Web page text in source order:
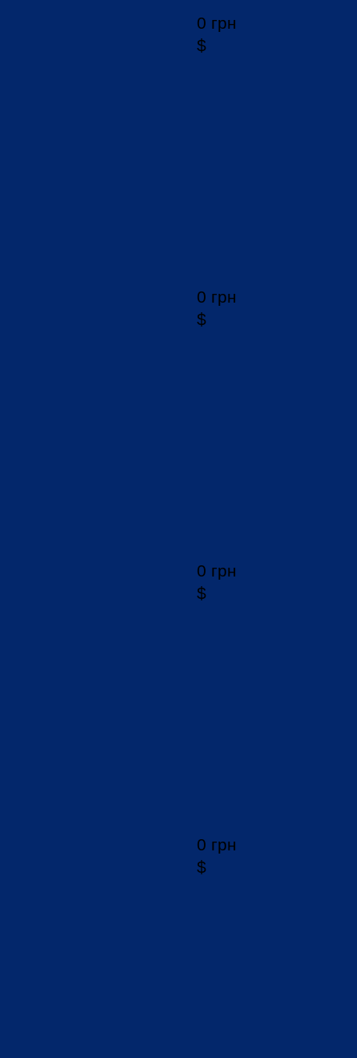
0 грн
$
0 грн
$
0 грн
$
0 грн
$